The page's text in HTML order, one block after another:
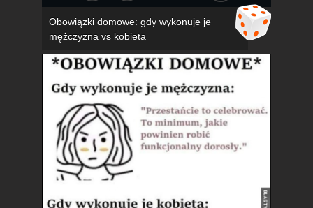
Obowiązki domowe: gdy wykonuje je
mężczyzna vs kobieta